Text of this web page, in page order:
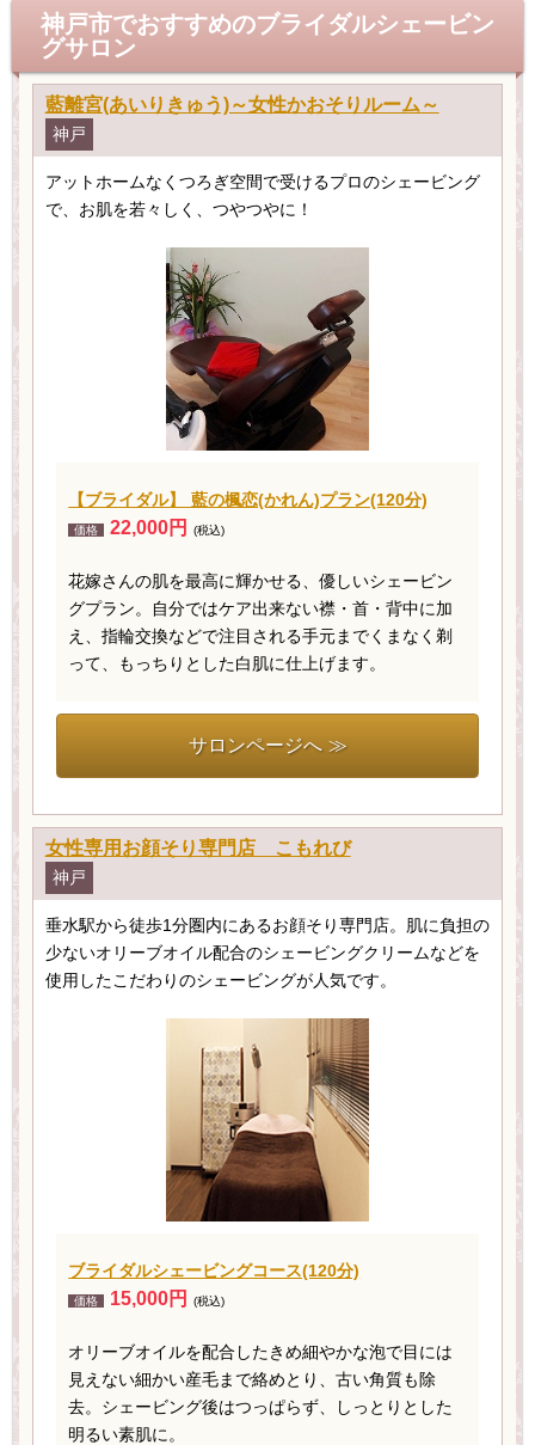
神戸市でおすすめのブライダルシェービン
グサロン
藍離宮(あいりきゅう)～女性かおそりルーム～
神戸
アットホームなくつろぎ空間で受けるプロのシェービング
で、お肌を若々しく、つやつやに！
【ブライダル】 藍の楓恋(かれん)プラン(120分)
価格 22,000円 (税込)
花嫁さんの肌を最高に輝かせる、優しいシェービン
グプラン。自分ではケア出来ない襟・首・背中に加
え、指輪交換などで注目される手元までくまなく剃
って、もっちりとした白肌に仕上げます。
サロンページへ ≫
女性専用お顔そり専門店 こもれび
神戸
垂水駅から徒歩1分圏内にあるお顔そり専門店。肌に負担の
少ないオリーブオイル配合のシェービングクリームなどを
使用したこだわりのシェービングが人気です。
ブライダルシェービングコース(120分)
価格 15,000円 (税込)
オリーブオイルを配合したきめ細やかな泡で目には
見えない細かい産毛まで絡めとり、古い角質も除
去。シェービング後はつっぱらず、しっとりとした
明るい素肌に。